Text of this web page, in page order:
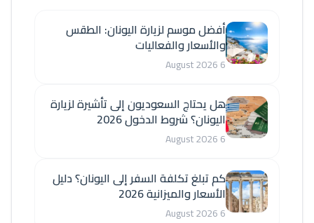
أفضل موسم لزيارة اليونان: الطقس
والأسعار والفعاليات
6 August 2026
هل يحتاج السعوديون إلى تأشيرة لزيارة
اليونان؟ شروط الدخول 2026
6 August 2026
كم تبلغ تكلفة السفر إلى اليونان؟ دليل
الأسعار والميزانية 2026
6 August 2026